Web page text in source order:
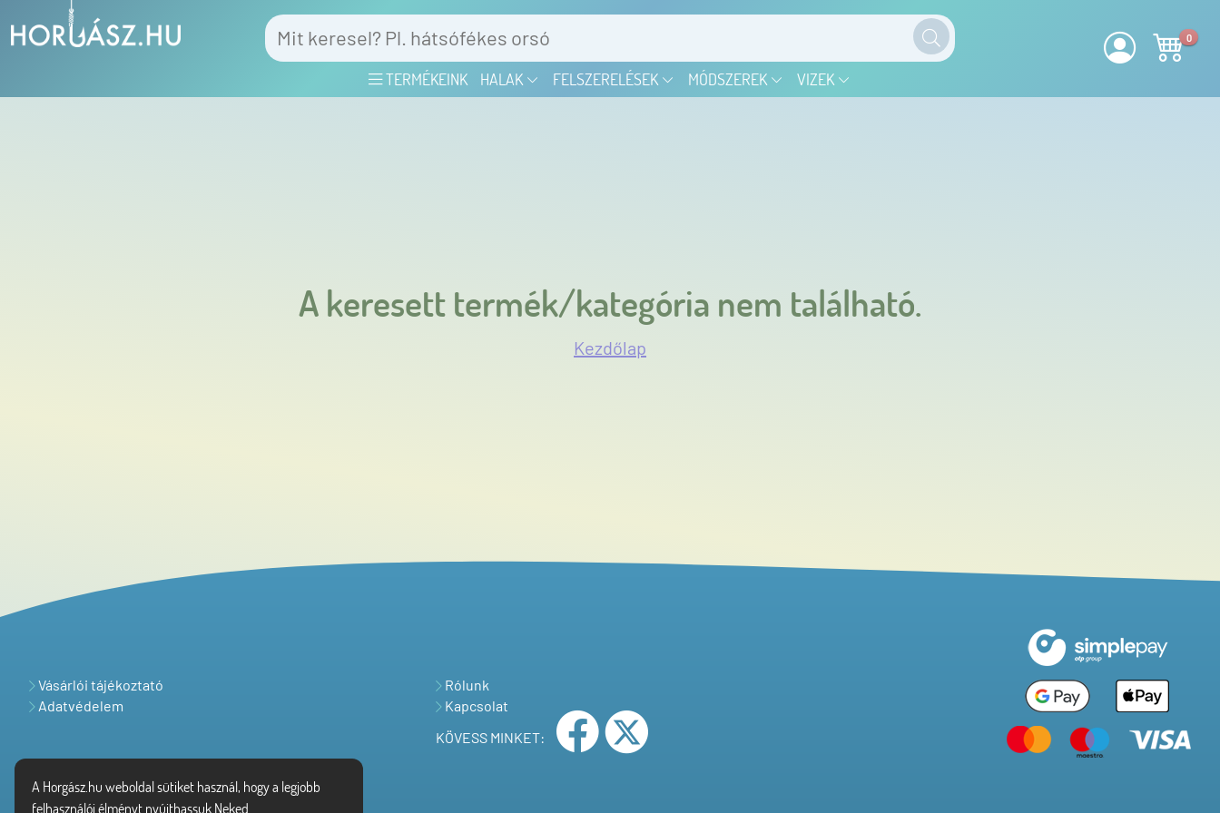
A Horgász.hu weboldal sütiket használ, hogy a legjobb
felhasználói élményt nyújthassuk Neked.
TERMÉKEINK HALAK FELSZERELÉSEK MÓDSZEREK VIZEK
0
A keresett termék/kategória nem található.
Kezdőlap
Vásárlói tájékoztató
Adatvédelem
Rólunk
Kapcsolat
KÖVESS MINKET: